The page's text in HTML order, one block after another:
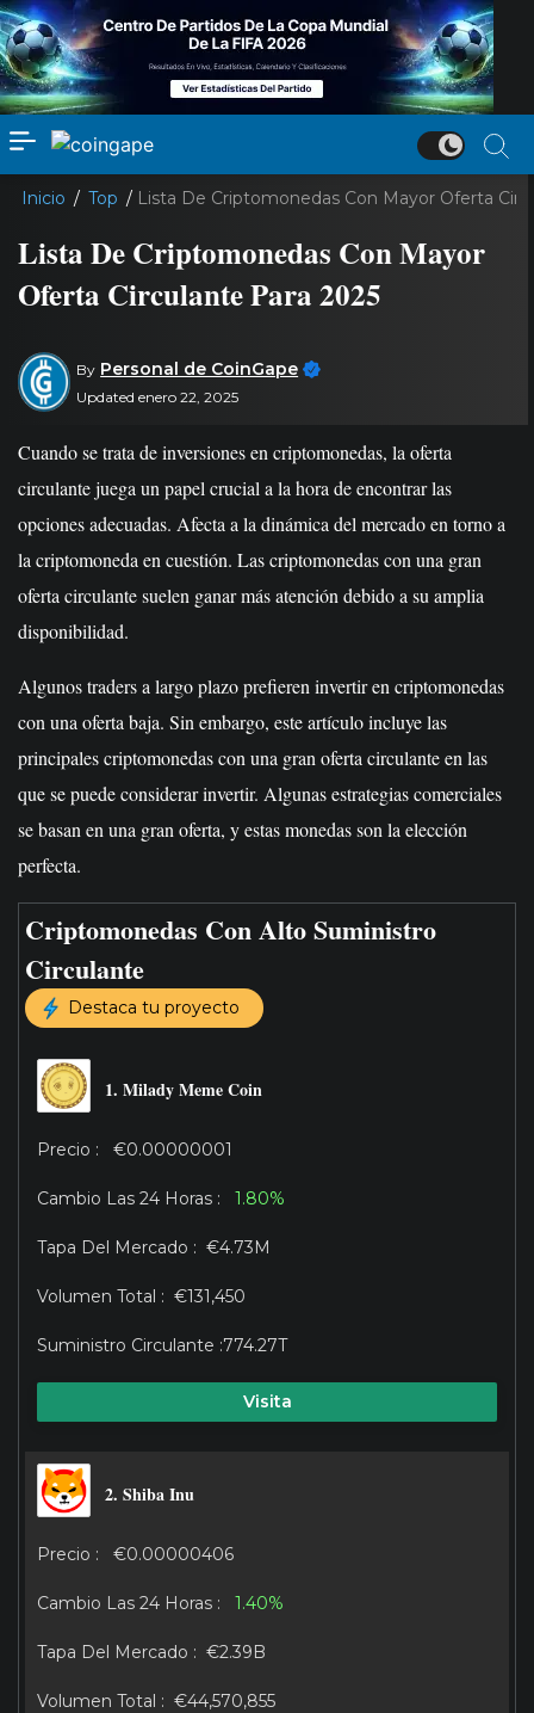
Inicio / Top / Lista De Criptomonedas Con Mayor Oferta
Lista De Criptomonedas Con Mayor
Oferta Circulante Para 2025
By Personal de CoinGape
Updated enero 22, 2025
Cuando se trata de inversiones en criptomonedas, la oferta
circulante juega un papel crucial a la hora de encontrar las
opciones adecuadas. Afecta a la dinámica del mercado en torno a
la criptomoneda en cuestión. Las criptomonedas con una gran
oferta circulante suelen ganar más atención debido a su amplia
disponibilidad.
Algunos traders a largo plazo prefieren invertir en criptomonedas
con una oferta baja. Sin embargo, este artículo incluye las
principales criptomonedas con una gran oferta circulante en las
que se puede considerar invertir. Algunas estrategias comerciales
se basan en una gran oferta, y estas monedas son la elección
perfecta.
Criptomonedas Con Alto Suministro
Circulante
Destaca tu proyecto
1. Milady Meme Coin
€0.00000001
1.80%
€4.73M
€131,450
774.27T
Visita
2. Shiba Inu
€0.00000406
1.40%
€2.39B
€44,570,855